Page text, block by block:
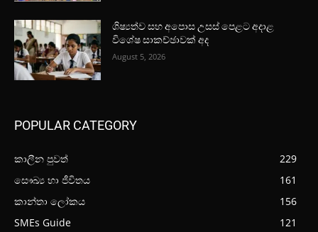
ශිෂ්‍යත්ව සහ අපොස උසස් පෙළට අදාළ
විශේෂ සාකච්ඡාවක් අද
August 5, 2026
POPULAR CATEGORY
කාලීන පුවත්
229
සෞඛ්‍ය හා ජීවිතය
161
කාන්තා ලෝකය
156
SMEs Guide
121